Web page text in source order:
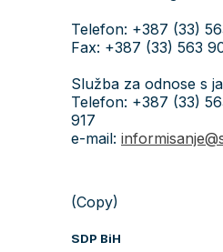
Telefon: +387 (33)
Fax: +387 (33) 563
Služba za odnose s
Telefon: +387 (33)
917
e-mail:
(Copy)
SDP BiH